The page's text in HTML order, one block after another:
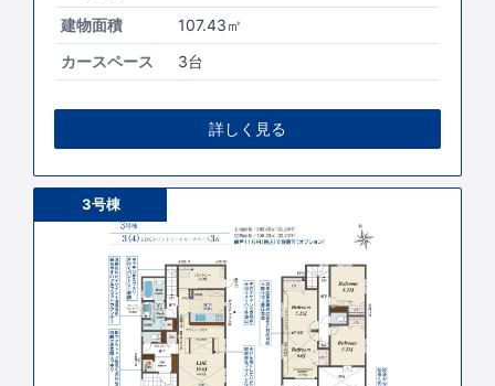
建物面積
107.43㎡
カースペース
3台
詳しく見る
3号棟